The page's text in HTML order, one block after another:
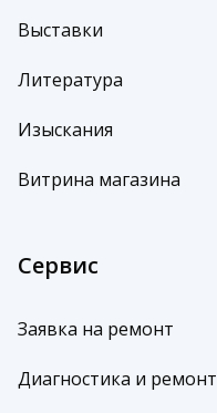
Выставки
Литература
Изыскания
Витрина магазина
Сервис
Заявка на ремонт
Диагностика и ремонт